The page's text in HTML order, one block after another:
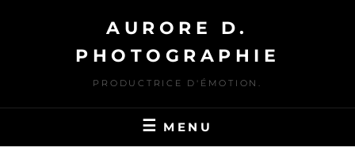
AURORE D.
PHOTOGRAPHIE
PRODUCTRICE D'ÉMOTION.
MENU